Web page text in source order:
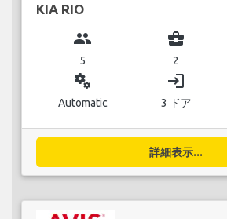
KIA RIO
group
5
business_center
2
miscellaneous_services
Automatic
login
3 ドア
詳細表示...